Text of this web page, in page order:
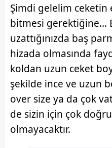
Şimdi gelelim
bitmesi gerektiğine...
uzattığınızda baş
hizada olmasında
koldan uzun ceket
şekilde ince ve uzun
over size ya da çok
de sizin için çok
olmayacaktır.